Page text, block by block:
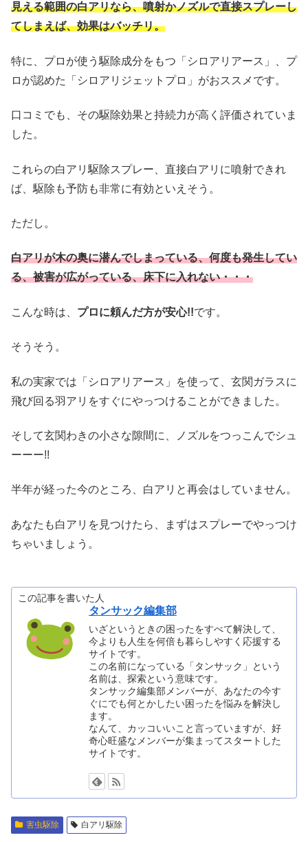
見える範囲の白アリなら、噴射かノズルで直接スプレーし
てしまえば、効果はバッチリ。
特に、プロが使う駆除成分をもつ「シロアリアース」、プ
ロが認めた「シロアリジェットプロ」がおススメです。
口コミでも、その駆除効果と持続力が高く評価されていま
した。
これらの白アリ駆除スプレー、直接白アリに噴射できれ
ば、駆除も予防も非常に有効といえそう。
ただし。
白アリが木の奥に潜んでしまっている、何度も発生してい
る、被害が広がっている、床下に入れない・・・
こんな時は、 プロに頼んだ方が安心!!です。
そうそう。
私の実家では「シロアリアース」を使って、玄関ガラスに
飛び回る羽アリをすぐにやっつけることができました。
そして玄関わきの小さな隙間に、ノズルをつっこんでシュ
ーーー!!
半年が経った今のところ、白アリと再会はしていません。
あなたも白アリを見つけたら、まずはスプレーでやっつけ
ちゃいましょう。
この記事を書いた人
タンサック編集部
いざというときの困ったをすべて解決して、
今よりも人生を何倍も暮らしやすく応援する
サイトです。
この名前になっている「タンサック」という
名前は、探索という意味です。
タンサック編集部メンバーが、あなたの今す
ぐにでも何とかしたい困ったを悩みを解決し
ます。
なんて、カッコいいこと言っていますが、好
奇心旺盛なメンバーが集まってスタートした
サイトです。
害虫駆除 白アリ駆除